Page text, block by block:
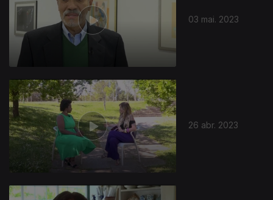
03 mai. 2023
26 abr. 2023